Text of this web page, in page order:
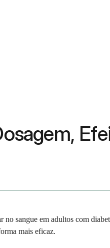
sangue em adultos com
mais eficaz.